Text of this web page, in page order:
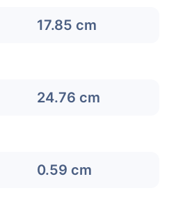
17.85 cm
24.76 cm
0.59 cm